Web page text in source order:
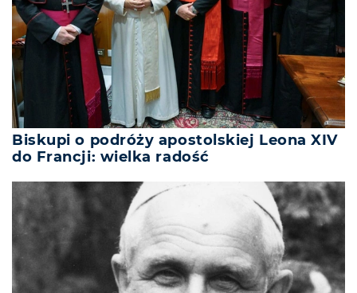
Biskupi o podróży apostolskiej Leona XIV
do Francji: wielka radość